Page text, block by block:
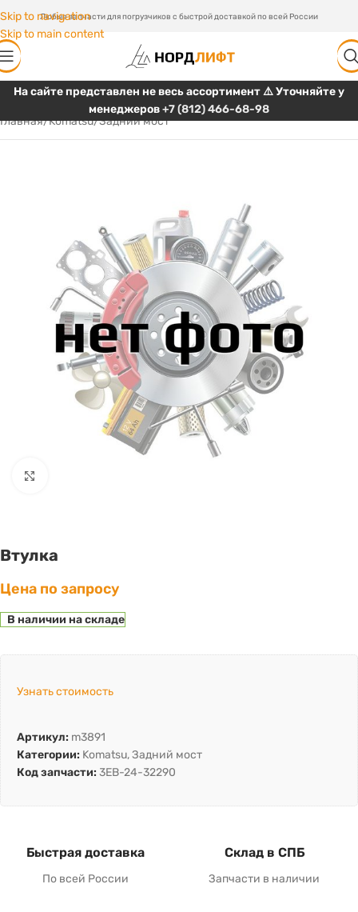
Skip to navigation
Skip to main content
Любые запчасти для погрузчиков с быстрой доставкой по всей России
На сайте представлен не весь ассортимент ⚠️ Уточняйте у
менеджеров+7 (812) 466-68-98
Главная/Komatsu/Задний мост
Втулка
Цена по запросу
В наличии на складе
Узнать стоимость
Артикул: m3891
Категории: Komatsu,Задний мост
Код запчасти: 3EB-24-32290
Быстрая доставка
По всей России
Склад в СПБ
Запчасти в наличии